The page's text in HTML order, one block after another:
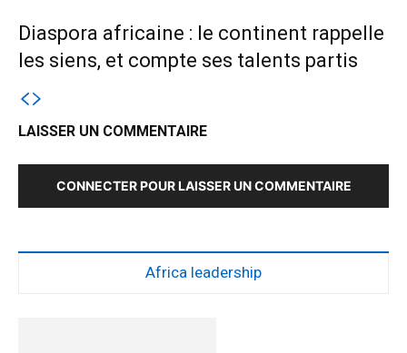
Diaspora africaine : le continent rappelle
les siens, et compte ses talents partis
LAISSER UN COMMENTAIRE
CONNECTER POUR LAISSER UN COMMENTAIRE
Africa leadership